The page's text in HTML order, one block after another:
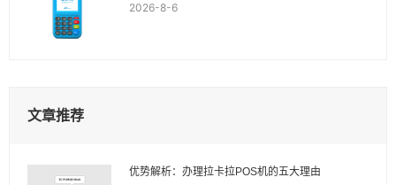
2026-8-6
文章推荐
优势解析：办理拉卡拉POS机的五大理由